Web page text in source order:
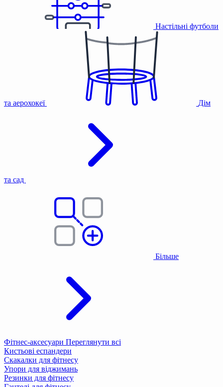
Настільні футболи
та аерохокеї Дім
та сад
Більше
Фітнес-аксесуари Переглянути всі
Кистьові еспандери
Скакалки для фітнесу
Упори для віджимань
Резинки для фітнесу